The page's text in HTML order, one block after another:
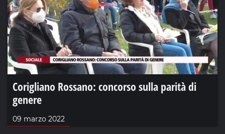
Corigliano Rossano: concorso sulla parità di
genere
09 marzo 2022